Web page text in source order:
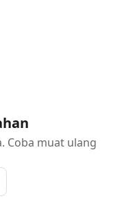
Coba muat ulang